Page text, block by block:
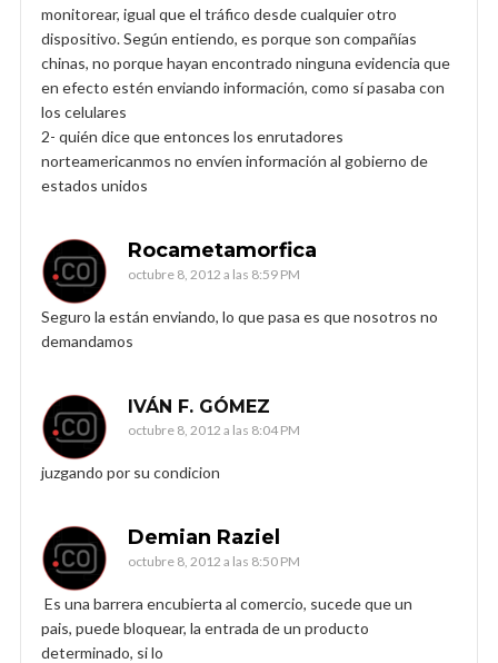
monitorear, igual que el tráfico desde cualquier otro
dispositivo. Según entiendo, es porque son compañías
chinas, no porque hayan encontrado ninguna evidencia que
en efecto estén enviando información, como sí pasaba con
los celulares
2- quién dice que entonces los enrutadores
norteamericanmos no envíen información al gobierno de
estados unidos
Rocametamorfica
octubre 8, 2012 a las 8:59 PM
Seguro la están enviando, lo que pasa es que nosotros no
demandamos
IVÁN F. GÓMEZ
octubre 8, 2012 a las 8:04 PM
juzgando por su condicion
Demian Raziel
octubre 8, 2012 a las 8:50 PM
Es una barrera encubierta al comercio, sucede que un
pais, puede bloquear, la entrada de un producto
determinado, si lo